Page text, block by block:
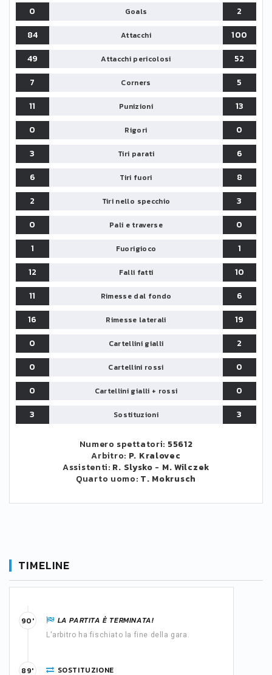
0 Goals
2
84
Attacchi
100
49
Attacchi pericolosi
52
7
Corners
5
11
Punizioni
13
0
Rigori
0
3
Tiri parati
6
6
Tiri fuori
8
2
Tiri nello specchio
3
0
Pali e traverse
0
1
Fuorigioco
1
12
Falli fatti
10
11
Rimesse dal fondo
6
16
Rimesse laterali
19
0
Cartellini gialli
2
0
Cartellini rossi
0
0
Cartellini gialli + rossi
0
3
Sostituzioni 3
Numero spettatori: 55612
Arbitro: P. Kralovec
Assistenti: R. Slysko - M. Wilczek
Quarto uomo: T. Mokrusch
TIMELINE
LA PARTITA È TERMINATA!
L'arbitro ha fischiato la fine della gara.
90'
SOSTITUZIONE
89'